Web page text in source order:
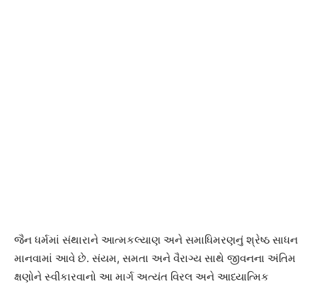
જૈન ધર્મમાં સંથારાને આત્મકલ્યાણ અને સમાધિમરણનું શ્રેષ્ઠ સાધન
માનવામાં આવે છે. સંયમ, સમતા અને વૈરાગ્ય સાથે જીવનના અંતિમ
ક્ષણોને સ્વીકારવાનો આ માર્ગ અત્યંત વિરલ અને આધ્યાત્મિક